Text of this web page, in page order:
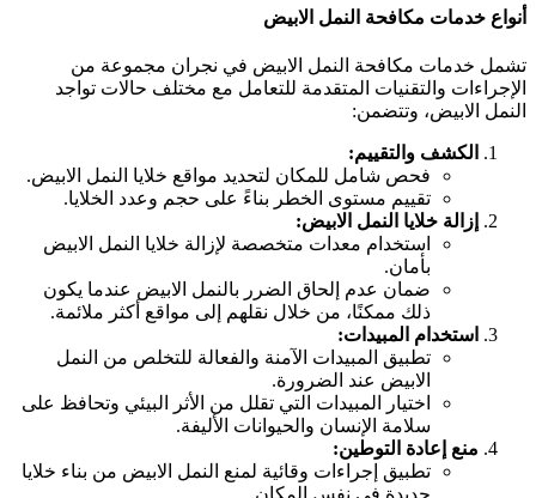
خدمات مكافحة النمل الابيض
خدمات مكافحة النمل الابيض في نجران مجموعة من
والتقنيات المتقدمة للتعامل مع مختلف حالات تواجد
الابيض، وتتضمن:
الكشف والتقييم:
فحص شامل للمكان لتحديد مواقع خلايا النمل الابيض.
تقييم مستوى الخطر بناءً على حجم وعدد الخلايا.
إزالة خلايا النمل الابيض:
استخدام معدات متخصصة لإزالة خلايا النمل الابيض
بأمان.
ضمان عدم إلحاق الضرر بالنمل الابيض عندما يكون
ذلك ممكنًا، من خلال نقلهم إلى مواقع أكثر ملائمة.
استخدام المبيدات:
تطبيق المبيدات الآمنة والفعالة للتخلص من النمل
الابيض عند الضرورة.
اختيار المبيدات التي تقلل من الأثر البيئي وتحافظ على
سلامة الإنسان والحيوانات الأليفة.
منع إعادة التوطين:
تطبيق إجراءات وقائية لمنع النمل الابيض من بناء خلايا
جديدة في نفس المكان.